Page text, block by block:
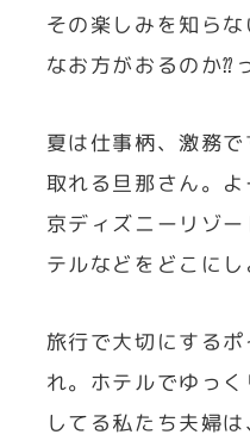
その楽しみを知ら
なお方がおるのか⁇
夏は仕事柄、激務
取れる旦那さん。
京ディズニーリゾ
テルなどをどこにし
旅行で大切にする
れ。ホテルでゆっ
してる私たち夫婦